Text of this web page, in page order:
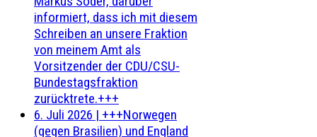
informiert, dass ich mit diesem
Schreiben an unsere Fraktion
von meinem Amt als
Vorsitzender der CDU/CSU-
Bundestagsfraktion
zurücktrete.+++
6. Juli 2026 | +++Norwegen
(gegen Brasilien) und England